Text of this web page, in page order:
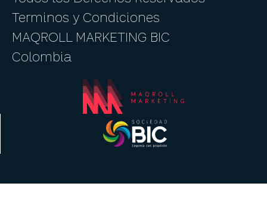
Terminos y Condiciones
MAQROLL MARKETING BIC
Colombia